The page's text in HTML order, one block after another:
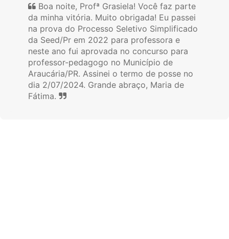
Boa noite, Profª Grasiela! Você faz parte
da minha vitória. Muito obrigada! Eu passei
na prova do Processo Seletivo Simplificado
da Seed/Pr em 2022 para professora e
neste ano fui aprovada no concurso para
professor-pedagogo no Município de
Araucária/PR. Assinei o termo de posse no
dia 2/07/2024. Grande abraço, Maria de
Fátima.